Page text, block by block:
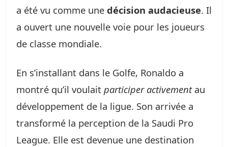
a été vu comme une décision audacieuse. Il
a ouvert une nouvelle voie pour les joueurs
de classe mondiale.
En s’installant dans le Golfe, Ronaldo a
montré qu’il voulait participer activementau
développement de la ligue. Son arrivée a
transformé la perception de la Saudi Pro
League. Elle est devenue une destination